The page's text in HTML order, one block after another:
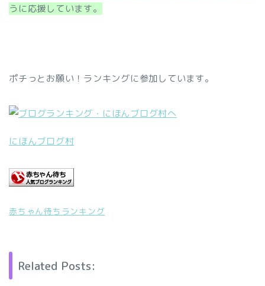
うに応援しています。
ポチっとお願い！ランキングに参加しています。
にほんブログ村
赤ちゃん待ちランキング
Related Posts: